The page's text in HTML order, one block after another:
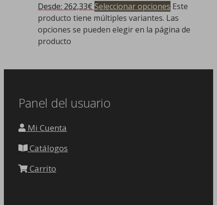
Desde: 262,33€ Seleccionar opciones Este
producto tiene múltiples variantes. Las
opciones se pueden elegir en la página de
producto
Panel del usuario
Mi Cuenta
Catálogos
Carrito